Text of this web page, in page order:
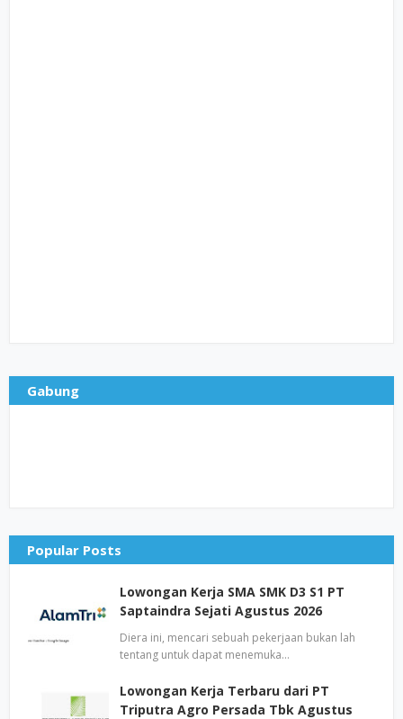
Gabung
Popular Posts
Lowongan Kerja SMA SMK D3 S1 PT
Saptaindra Sejati Agustus 2026
Diera ini, mencari sebuah pekerjaan bukan lah
tentang untuk dapat menemuka…
Lowongan Kerja Terbaru dari PT
Triputra Agro Persada Tbk Agustus